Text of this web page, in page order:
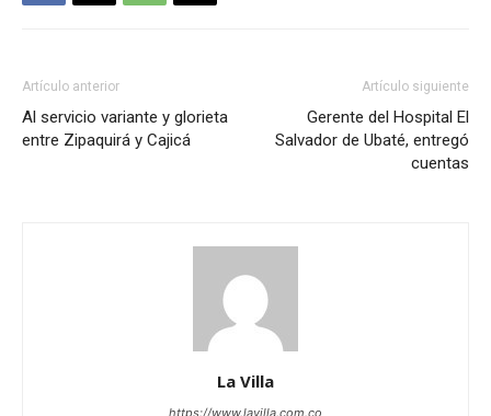
Artículo anterior
Al servicio variante y glorieta
entre Zipaquirá y Cajicá
Artículo siguiente
Gerente del Hospital El
Salvador de Ubaté, entregó
cuentas
La Villa
https://www.lavilla.com.co